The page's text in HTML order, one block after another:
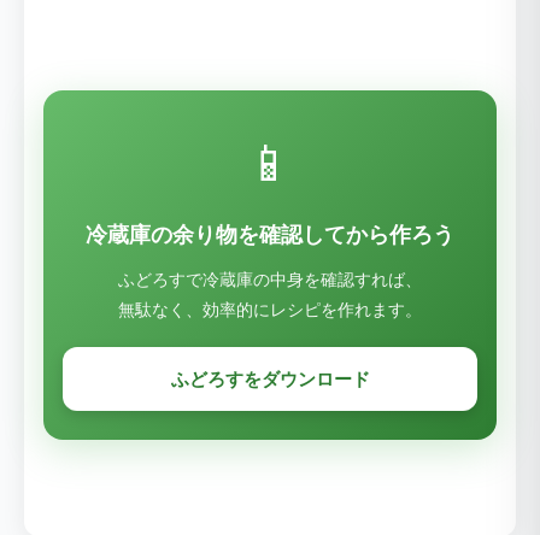
📱
冷蔵庫の余り物を確認してから作ろう
ふどろすで冷蔵庫の中身を確認すれば、
無駄なく、効率的にレシピを作れます。
ふどろすをダウンロード